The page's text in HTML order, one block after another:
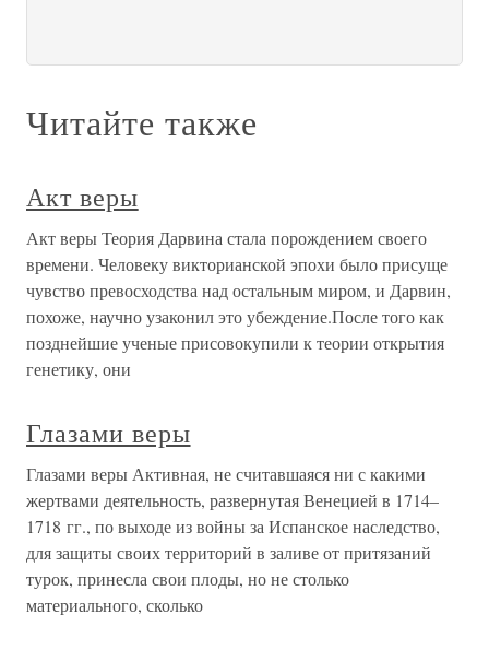
Читайте также
Акт веры
Акт веры Теория Дарвина стала порождением своего
времени. Человеку викторианской эпохи было присуще
чувство превосходства над остальным миром, и Дарвин,
похоже, научно узаконил это убеждение.После того как
позднейшие ученые присовокупили к теории открытия
генетику, они
Глазами веры
Глазами веры Активная, не считавшаяся ни с какими
жертвами деятельность, развернутая Венецией в 1714–
1718 гг., по выходе из войны за Испанское наследство,
для защиты своих территорий в заливе от притязаний
турок, принесла свои плоды, но не столько
материального, сколько